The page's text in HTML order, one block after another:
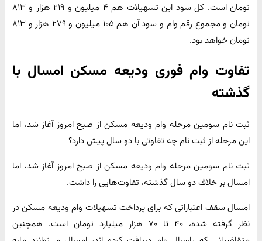
تومان است. کل سود این تسهیلات هم ۴ میلیون و ۲۱۹ هزار و ۸۱۳
تومان و مجموع رقم وام و سود آن هم ۱۰۵ میلیون و ۲۷۹ هزار و ۸۱۳
تومان خواهد بود.
تفاوت وام فوری ودیعه مسکن امسال با
گذشته
ثبت نام سومین مرحله وام ودیعه مسکن از صبح امروز آغاز شد، اما
این مرحله از ثبت نام چه تفاوتی با دو سال پیش دارد؟
ثبت نام سومین مرحله وام ودیعه مسکن از صبح امروز آغاز شد، اما
امسال بر خلاف دو سال گذشته، تفاوت‌هایی را داشت.
امسال سقف اعتباراتی که برای پرداخت تسهیلات وام ودیعه مسکن در
نظر گرفته شده، ۴۰ تا ۷۰ هزار میلیارد تومان است. همچنین